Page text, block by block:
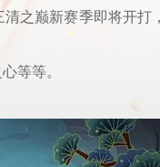
之巅新赛季即将开打
等等。